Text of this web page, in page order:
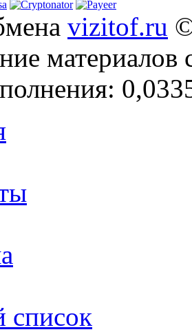
vizitof.ru
материалов
список